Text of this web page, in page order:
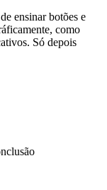
ensinar botões e
como
Só depois